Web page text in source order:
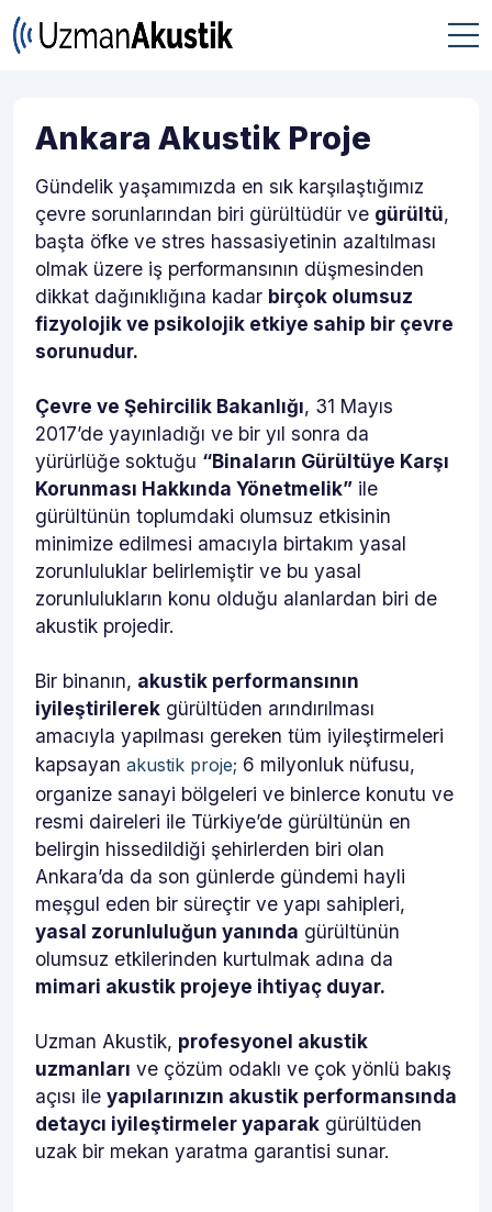
Ankara Akustik Proje
Gündelik yaşamımızda en sık karşılaştığımız
çevre sorunlarından biri gürültüdür ve gürültü,
başta öfke ve stres hassasiyetinin azaltılması
olmak üzere iş performansının düşmesinden
dikkat dağınıklığına kadar birçok olumsuz
fizyolojik ve psikolojik etkiye sahip bir çevre
sorunudur.
Çevre ve Şehircilik Bakanlığı, 31 Mayıs
2017’de yayınladığı ve bir yıl sonra da
yürürlüğe soktuğu “Binaların Gürültüye Karşı
Korunması Hakkında Yönetmelik” ile
gürültünün toplumdaki olumsuz etkisinin
minimize edilmesi amacıyla birtakım yasal
zorunluluklar belirlemiştir ve bu yasal
zorunlulukların konu olduğu alanlardan biri de
akustik projedir.
Bir binanın, akustik performansının
iyileştirilerek gürültüden arındırılması
amacıyla yapılması gereken tüm iyileştirmeleri
kapsayan akustik proje; 6 milyonluk nüfusu,
organize sanayi bölgeleri ve binlerce konutu ve
resmi daireleri ile Türkiye’de gürültünün en
belirgin hissedildiği şehirlerden biri olan
Ankara’da da son günlerde gündemi hayli
meşgul eden bir süreçtir ve yapı sahipleri,
yasal zorunluluğun yanında gürültünün
olumsuz etkilerinden kurtulmak adına da
mimari akustik projeye ihtiyaç duyar.
Uzman Akustik, profesyonel akustik
uzmanları ve çözüm odaklı ve çok yönlü bakış
açısı ile yapılarınızın akustik performansında
detaycı iyileştirmeler yaparak gürültüden
uzak bir mekan yaratma garantisi sunar.